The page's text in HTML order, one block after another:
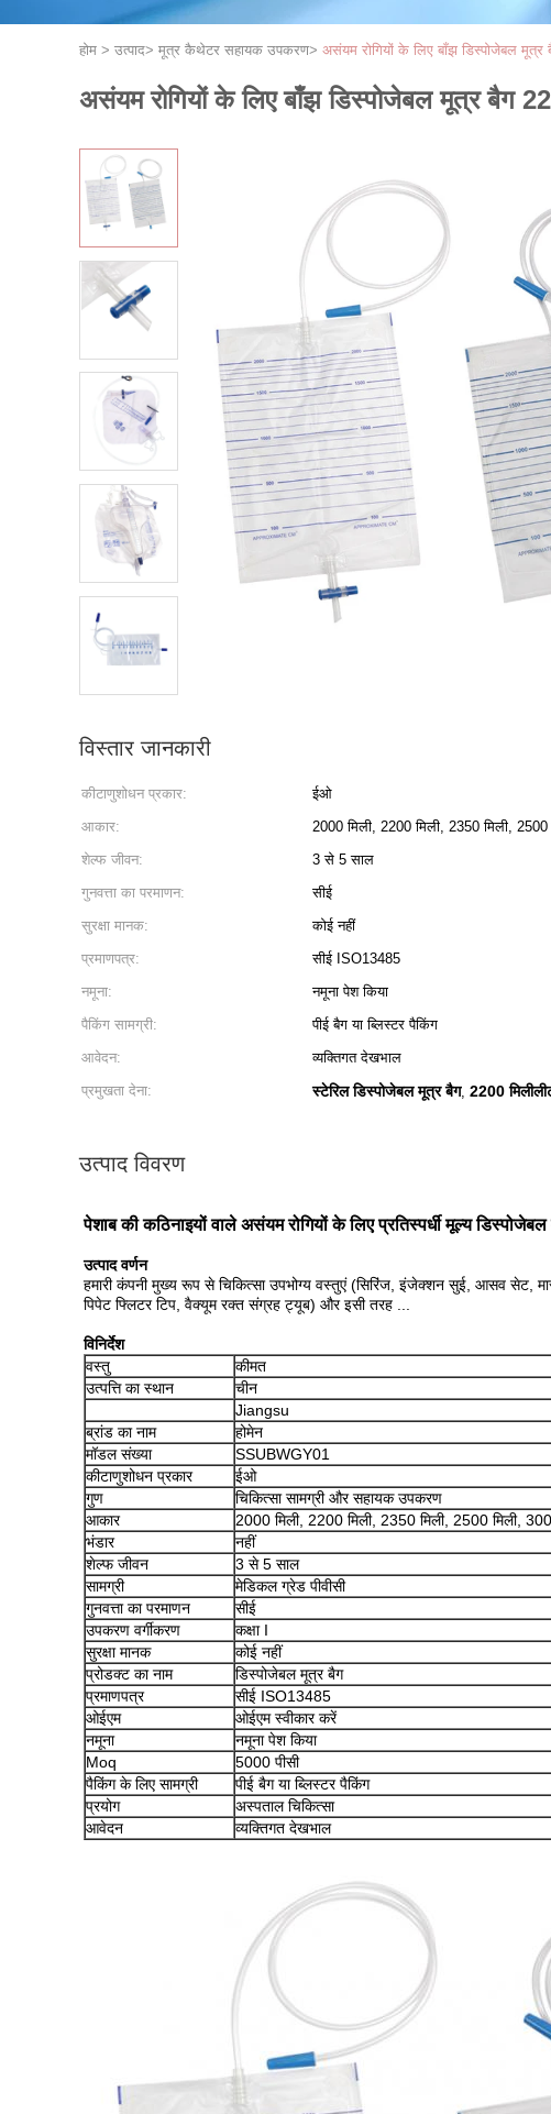
होम > उत्पाद> मूत्र कैथेटर सहायक उपकरण> असंयम रोगियों के लिए बाँझ डिस्पोजेबल
असंयम रोगियों के लिए बाँझ डिस्पोजेबल मूत्र बैग
विस्तार जानकारी
कीटाणुशोधन प्रकार: ईओ
आकार:
2000 मिली, 2200 मिली, 2350 मिली,
शेल्फ जीवन:
3 से 5 साल
गुनवत्ता का परमाणन:
सीई
सुरक्षा मानक:
कोई नहीं
प्रमाणपत्र:
सीई ISO13485
नमूना:
नमूना पेश किया
पैकिंग सामग्री:
पीई बैग या ब्लिस्टर पैकिंग
आवेदन:
व्यक्तिगत देखभाल
प्रमुखता देना:
स्टेरिल डिस्पोजेबल मूत्र बैग, 2200
उत्पाद विवरण
पेशाब की कठिनाइयों वाले असंयम रोगियों के लिए प्रतिस्पर्धी मूल्य
उत्पाद वर्णन
हमारी कंपनी मुख्य रूप से चिकित्सा उपभोग्य वस्तुएं (सिरिंज, इंजेक्शन सुई, आसव सेट,
पिपेट फ्लिटर टिप, वैक्यूम रक्त संग्रह ट्यूब) और इसी तरह ...
विनिर्देश
वस्तु
कीमत
उत्पत्ति का स्थान
चीन
Jiangsu
ब्रांड का नाम
होमेन
मॉडल संख्या
SSUBWGY01
कीटाणुशोधन प्रकार
ईओ
गुण
चिकित्सा सामग्री और सहायक उपकरण
आकार
2000 मिली, 2200 मिली, 2350 मिली, 2500 मिली,
भंडार
नहीं
शेल्फ जीवन
3 से 5 साल
सामग्री
मेडिकल ग्रेड पीवीसी
गुनवत्ता का परमाणन
सीई
उपकरण वर्गीकरण
कक्षा I
सुरक्षा मानक
कोई नहीं
प्रोडक्ट का नाम
डिस्पोजेबल मूत्र बैग
प्रमाणपत्र
सीई ISO13485
ओईएम
ओईएम स्वीकार करें
नमूना
नमूना पेश किया
Moq
5000 पीसी
पैकिंग के लिए सामग्री
पीई बैग या ब्लिस्टर पैकिंग
प्रयोग
अस्पताल चिकित्सा
आवेदन
व्यक्तिगत देखभाल